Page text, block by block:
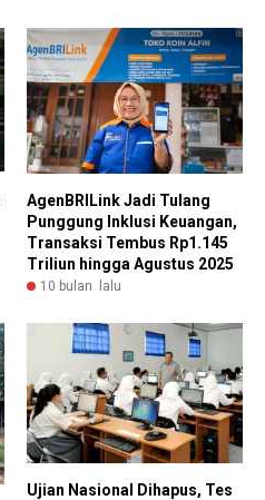
AgenBRILink Jadi Tulang
Punggung Inklusi Keuangan,
Transaksi Tembus Rp1.145
Triliun hingga Agustus 2025
10 bulan lalu
Ujian Nasional Dihapus, Tes